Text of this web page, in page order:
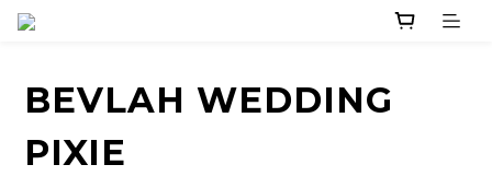
BEVLAH WEDDING
PIXIE